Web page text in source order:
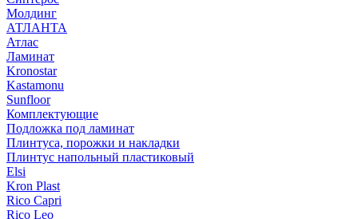
Молдинг
АТЛАНТА
Атлас
Ламинат
Kronostar
Kastamonu
Sunfloor
Комплектующие
Подложка под ламинат
Плинтуса, порожки и накладки
Плинтус напольный пластиковый
Elsi
Kron Plast
Rico Capri
Rico Leo